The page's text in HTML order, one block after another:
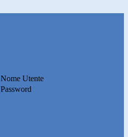
Nome Utente
Password